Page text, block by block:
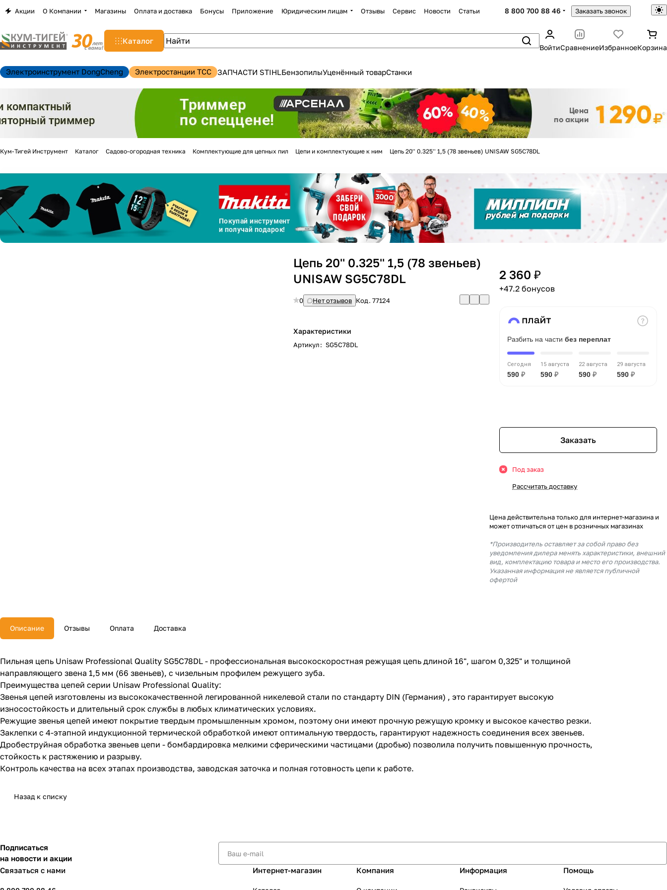
Акции О Компании Магазины Оплата и доставка Бонусы Приложение Юридическим лицам Отзывы Сервис Новости Статьи 8 800 700 88 46 Заказать звонок
Каталог
ВойтиСравнениеИзбранноеКорзина
Электроинструмент DongCheng Электростанции TCC ЗАПЧАСТИ STIHLБензопилыУценённый товарСтанки
Кум-Тигей Инструмент Каталог Садово-огородная техника Комплектующие для цепных пил Цепи и комплектующие к ним Цепь 20'' 0.325'' 1,5 (78 звеньев) UNISAW SG5C78DL
Цепь 20'' 0.325'' 1,5 (78 звеньев)
UNISAW SG5C78DL
0 Нет отзывов Код.77124
Характеристики
Артикул: SG5C78DL
2 360 ₽
+47.2 бонусов
Разбить на части без переплат
Сегодня
590 ₽
15 августа
590 ₽
22 августа
590 ₽
29 августа
590 ₽
Заказать
Под заказ
Рассчитать доставку
Цена действительна только для интернет-магазина и
может отличаться от цен в розничных магазинах
*Производитель оставляет за собой право без
уведомления дилера менять характеристики, внешний
вид, комплектацию товара и место его производства.
Указанная информация не является публичной
офертой
Описание Отзывы Оплата Доставка
Пильная цепь Unisaw Professional Quality SG5C78DL - профессиональная высокоскоростная режущая цепь длиной 16", шагом 0,325" и толщиной
направляющего звена 1,5 мм (66 звеньев), с чизельным профилем режущего зуба.
Преимущества цепей серии Unisaw Professional Quality:
Звенья цепей изготовлены из высококачественной легированной никелевой стали по стандарту DIN (Германия) , это гарантирует высокую
износостойкость и длительный срок службы в любых климатических условиях.
Режущие звенья цепей имеют покрытие твердым промышленным хромом, поэтому они имеют прочную режущую кромку и высокое качество резки.
Заклепки с 4-этапной индукционной термической обработкой имеют оптимальную твердость, гарантируют надежность соединения всех звеньев.
Дробеструйная обработка звеньев цепи - бомбардировка мелкими сферическими частицами (дробью) позволила получить повышенную прочность,
стойкость к растяжению и разрыву.
Контроль качества на всех этапах производства, заводская заточка и полная готовность цепи к работе.
Назад к списку
Подписаться
на новости и акции
Связаться с нами
Интернет-магазин Компания Информация Помощь
Для клиентов всех банков
на частибез переплат
График платежей
раз в 2 недели